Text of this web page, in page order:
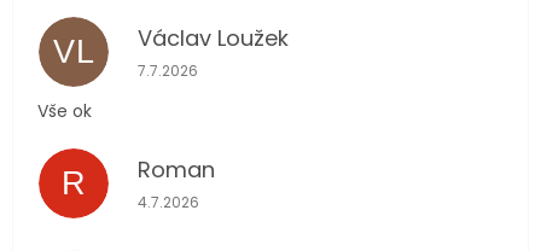
VL Václav Loužek
Hodnocení obchodu je 5 z 5 hvězdiček.
7.7.2026
Vše ok
R Roman
Hodnocení obchodu je 5 z 5 hvězdiček.
4.7.2026